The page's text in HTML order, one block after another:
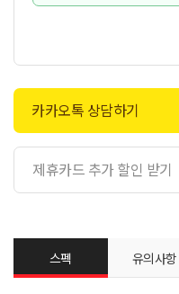
카카오톡 상담하기
제휴카드 추가 할인 받기
스펙 유의사항